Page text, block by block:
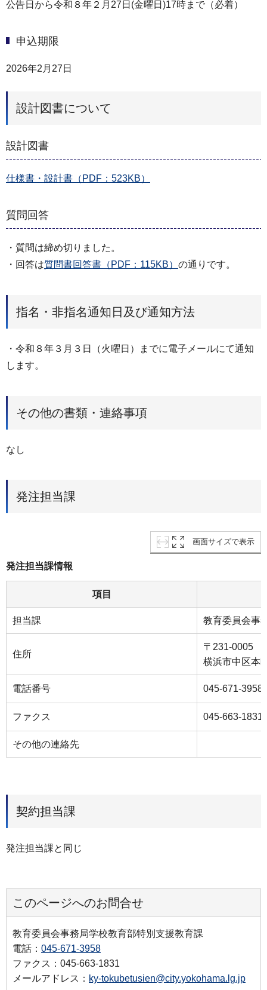
公告日から令和８年２月27日(金曜日)17時まで（必着）
申込期限
2026年2月27日
設計図書について
設計図書
仕様書・設計書（PDF：523KB）
質問回答
・質問は締め切りました。
・回答は質問書回答書（PDF：115KB） の通りです。
指名・非指名通知日及び通知方法
・令和８年３月３日（火曜日）までに電子メールにて通知
します。
その他の書類・連絡事項
なし
発注担当課
画面サイズで表示
発注担当課情報
項目
担当課 教育委員会事
住所
〒231-0005
横浜市中区本
電話番号 045-671-3958
ファクス 045-663-1831
その他の連絡先
契約担当課
発注担当課と同じ
このページへのお問合せ
教育委員会事務局学校教育部特別支援教育課
電話： 045-671-3958
ファクス：045-663-1831
メールアドレス： ky-tokubetusien@city.yokohama.lg.jp